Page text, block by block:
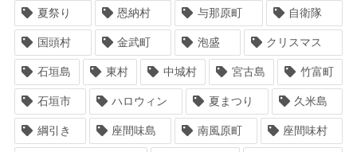
夏祭り 恩納村 与那原町 自衛隊
国頭村 金武町 泡盛 クリスマス
石垣島 東村 中城村 宮古島 竹富町
石垣市 ハロウィン 夏まつり 久米島
綱引き 座間味島 南風原町 座間味村